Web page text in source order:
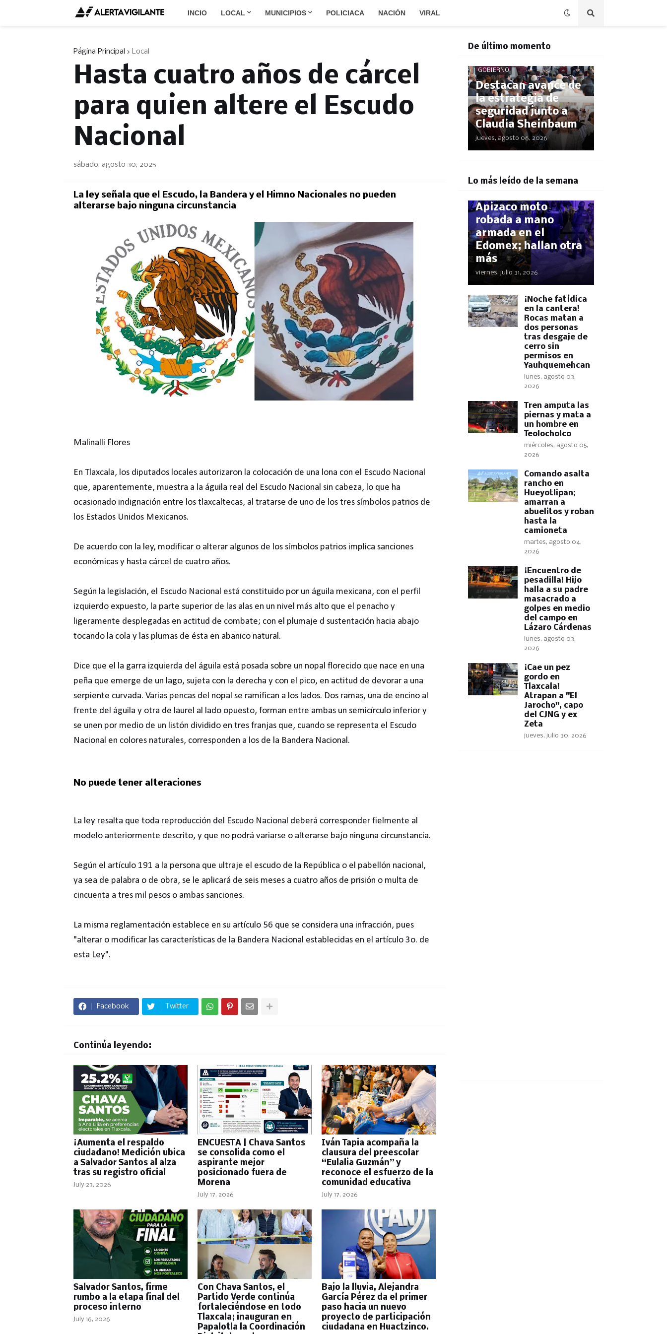
INCIO LOCAL MUNICIPIOS POLICIACA NACIÓN VIRAL
Página Principal Local
Hasta cuatro años de cárcel
para quien altere el Escudo
Nacional
sábado, agosto 30, 2025
La ley señala que el Escudo, la Bandera y el Himno Nacionales no pueden
alterarse bajo ninguna circunstancia
Malinalli Flores
En Tlaxcala, los diputados locales autorizaron la colocación de una lona con el Escudo Nacional
que, aparentemente, muestra a la águila real del Escudo Nacional sin cabeza, lo que ha
ocasionado indignación entre los tlaxcaltecas, al tratarse de uno de los tres símbolos patrios de
los Estados Unidos Mexicanos.
De acuerdo con la ley, modificar o alterar algunos de los símbolos patrios implica sanciones
económicas y hasta cárcel de cuatro años.
Según la legislación, el Escudo Nacional está constituido por un águila mexicana, con el perfil
izquierdo expuesto, la parte superior de las alas en un nivel más alto que el penacho y
ligeramente desplegadas en actitud de combate; con el plumaje d sustentación hacia abajo
tocando la cola y las plumas de ésta en abanico natural.
Dice que el la garra izquierda del águila está posada sobre un nopal florecido que nace en una
peña que emerge de un lago, sujeta con la derecha y con el pico, en actitud de devorar a una
serpiente curvada. Varias pencas del nopal se ramifican a los lados. Dos ramas, una de encino al
frente del águila y otra de laurel al lado opuesto, forman entre ambas un semicírculo inferior y
se unen por medio de un listón dividido en tres franjas que, cuando se representa el Escudo
Nacional en colores naturales, corresponden a los de la Bandera Nacional.
No puede tener alteraciones
La ley resalta que toda reproducción del Escudo Nacional deberá corresponder fielmente al
modelo anteriormente descrito, y que no podrá variarse o alterarse bajo ninguna circunstancia.
Según el artículo 191 a la persona que ultraje el escudo de la República o el pabellón nacional,
ya sea de palabra o de obra, se le aplicará de seis meses a cuatro años de prisión o multa de
cincuenta a tres mil pesos o ambas sanciones.
La misma reglamentación establece en su artículo 56 que se considera una infracción, pues
"alterar o modificar las características de la Bandera Nacional establecidas en el artículo 3o. de
esta Ley".
Facebook Twitter
Continúa leyendo:
¡Aumenta el respaldo
ciudadano! Medición ubica
a Salvador Santos al alza
tras su registro oficial
July 23, 2026
ENCUESTA | Chava Santos
se consolida como el
aspirante mejor
posicionado fuera de
Morena
July 17, 2026
Iván Tapia acompaña la
clausura del preescolar
“Eulalia Guzmán” y
reconoce el esfuerzo de la
comunidad educativa
July 17, 2026
Salvador Santos, firme
rumbo a la etapa final del
proceso interno
July 16, 2026
Con Chava Santos, el
Partido Verde continúa
fortaleciéndose en todo
Tlaxcala; inauguran en
Papalotla la Coordinación
Bajo la lluvia, Alejandra
García Pérez da el primer
paso hacia un nuevo
proyecto de participación
ciudadana en Huactzinco.
De último momento
GOBIERNO
Destacan avance de
la estrategia de
seguridad junto a
Claudia Sheinbaum
jueves, agosto 06, 2026
Lo más leído de la semana
¡El GPS los delató!
Apizaco moto
robada a mano
armada en el
Edomex; hallan otra
más
viernes, julio 31, 2026
​¡Noche fatídica
en la cantera!
Rocas matan a
dos personas
tras desgaje de
cerro sin
permisos en
Yauhquemehcan
lunes, agosto 03,
2026
Tren amputa las
piernas y mata a
un hombre en
Teolocholco
miércoles, agosto 05,
2026
Comando asalta
rancho en
Hueyotlipan;
amarran a
abuelitos y roban
hasta la
camioneta
martes, agosto 04,
2026
​¡Encuentro de
pesadilla! Hijo
halla a su padre
masacrado a
golpes en medio
del campo en
Lázaro Cárdenas
lunes, agosto 03,
2026
​¡Cae un pez
gordo en
Tlaxcala!
Atrapan a "El
Jarocho", capo
del CJNG y ex
Zeta
jueves, julio 30, 2026